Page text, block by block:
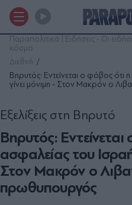
Παραπολιτικά | Ειδήσεις - Οι
κόσμο
Διεθνή
Βηρυτός: Εντείνεται ο φόβος ότι
γίνει μόνιμη - Στον Μακρόν ο
Βηρυτός:
ασφαλείας του
Στον Μακρόν ο
πρωθυπουργός
Εξελίξεις στη Βηρυτό